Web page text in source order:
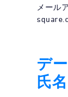
メール
デ
氏